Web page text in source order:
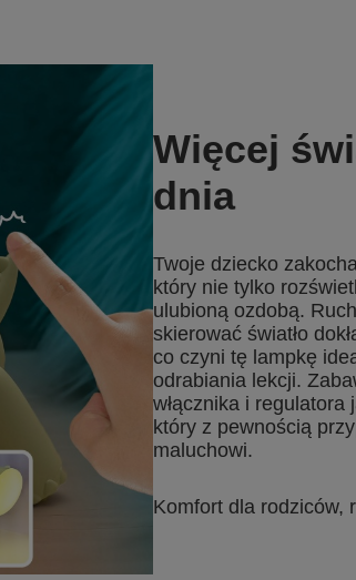
Więcej
dnia
Twoje dziecko
który nie tylko
ulubioną ozdobą.
skierować światło
co czyni tę lampkę
odrabiania lekcji.
włącznika i
który z pewnością
maluchowi.
Komfort dla rodziców,